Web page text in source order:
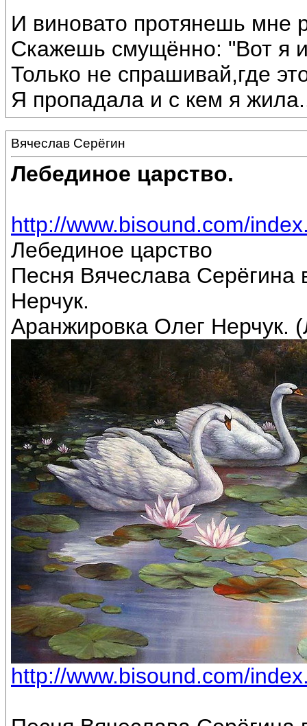
И виновато протянешь мне
Скажешь смущённо: "Вот я
Только не спрашивай,где
Я пропадала и с кем я
Вячеслав Серёгин
Лебединое царство.
http://www.bisound.com/
Лебединое царство
Песня Вячеслава
Нерчук.
Аранжировка Олег Нерчук.
http://www.bisound.com/